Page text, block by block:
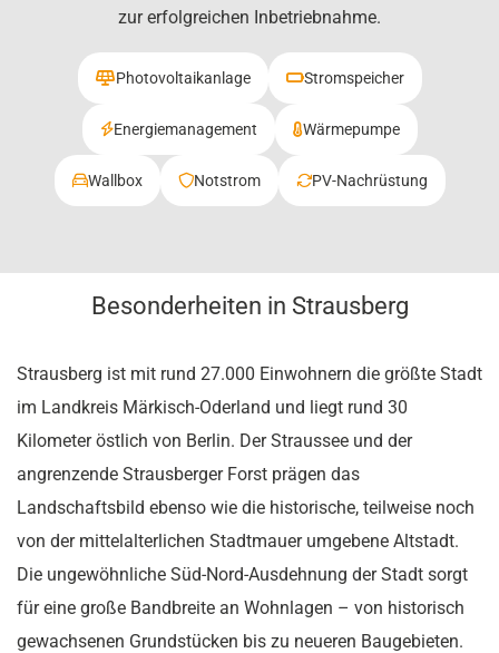
zur erfolgreichen Inbetriebnahme.
Photovoltaikanlage Stromspeicher
Energiemanagement Wärmepumpe
Wallbox Notstrom PV-Nachrüstung
Besonderheiten in Strausberg
Strausberg ist mit rund 27.000 Einwohnern die größte Stadt
im Landkreis Märkisch-Oderland und liegt rund 30
Kilometer östlich von Berlin. Der Straussee und der
angrenzende Strausberger Forst prägen das
Landschaftsbild ebenso wie die historische, teilweise noch
von der mittelalterlichen Stadtmauer umgebene Altstadt.
Die ungewöhnliche Süd-Nord-Ausdehnung der Stadt sorgt
für eine große Bandbreite an Wohnlagen – von historisch
gewachsenen Grundstücken bis zu neueren Baugebieten.